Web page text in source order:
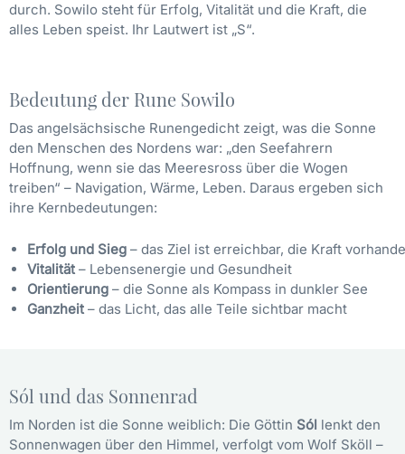
durch. Sowilo steht für Erfolg, Vitalität und die Kraft, die
alles Leben speist. Ihr Lautwert ist „S“.
Bedeutung der Rune Sowilo
Das angelsächsische Runengedicht zeigt, was die Sonne
den Menschen des Nordens war: „den Seefahrern
Hoffnung, wenn sie das Meeresross über die Wogen
treiben“ – Navigation, Wärme, Leben. Daraus ergeben sich
ihre Kernbedeutungen:
Erfolg und Sieg – das Ziel ist erreichbar, die Kraft
Vitalität – Lebensenergie und Gesundheit
Orientierung – die Sonne als Kompass in dunkler See
Ganzheit – das Licht, das alle Teile sichtbar macht
Sól und das Sonnenrad
Im Norden ist die Sonne weiblich: Die Göttin Sól lenkt den
Sonnenwagen über den Himmel, verfolgt vom Wolf Sköll –